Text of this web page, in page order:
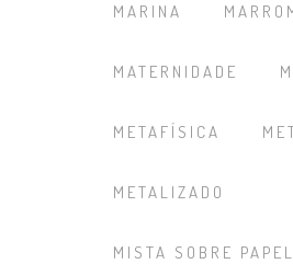
MARINA
MATERNIDADE
METAFÍSICA
METALIZADO
MISTA SOBRE PAPEL